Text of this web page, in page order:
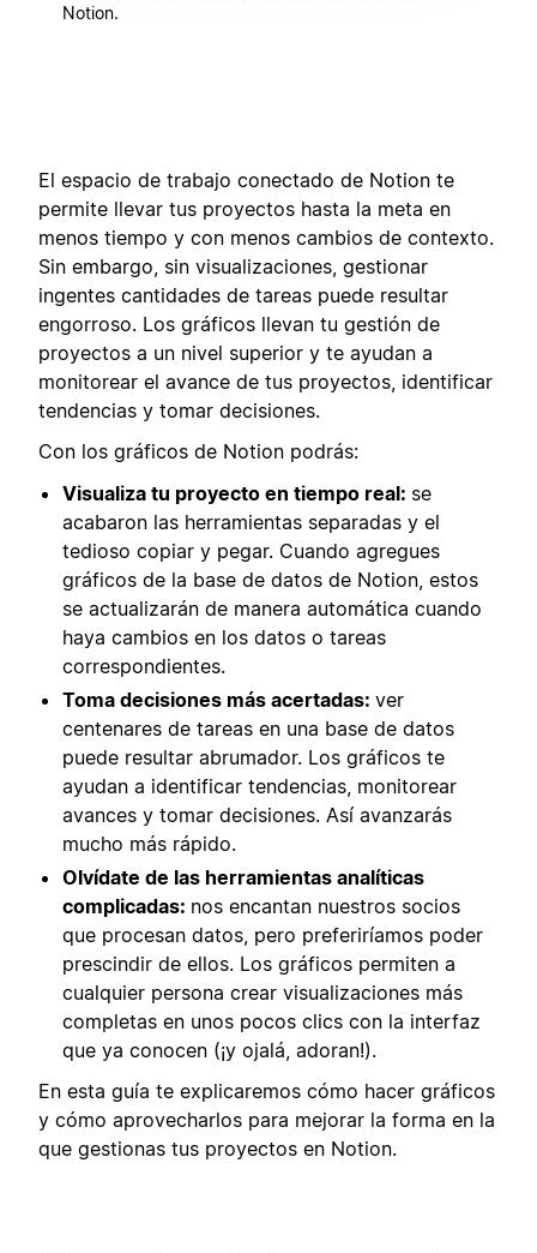
Notion.
El espacio de trabajo conectado de Notion te
permite llevar tus proyectos hasta la meta en
menos tiempo y con menos cambios de contexto.
Sin embargo, sin visualizaciones, gestionar
ingentes cantidades de tareas puede resultar
engorroso. Los gráficos llevan tu gestión de
proyectos a un nivel superior y te ayudan a
monitorear el avance de tus proyectos, identificar
tendencias y tomar decisiones.
Con los gráficos de Notion podrás:
Visualiza tu proyecto en tiempo real: se
acabaron las herramientas separadas y el
tedioso copiar y pegar. Cuando agregues
gráficos de la base de datos de Notion, estos
se actualizarán de manera automática cuando
haya cambios en los datos o tareas
correspondientes.
Toma decisiones más acertadas: ver
centenares de tareas en una base de datos
puede resultar abrumador. Los gráficos te
ayudan a identificar tendencias, monitorear
avances y tomar decisiones. Así avanzarás
mucho más rápido.
Olvídate de las herramientas analíticas
complicadas: nos encantan nuestros socios
que procesan datos, pero preferiríamos poder
prescindir de ellos. Los gráficos permiten a
cualquier persona crear visualizaciones más
completas en unos pocos clics con la interfaz
que ya conocen (¡y ojalá, adoran!).
En esta guía te explicaremos cómo hacer gráficos
y cómo aprovecharlos para mejorar la forma en la
que gestionas tus proyectos en Notion.